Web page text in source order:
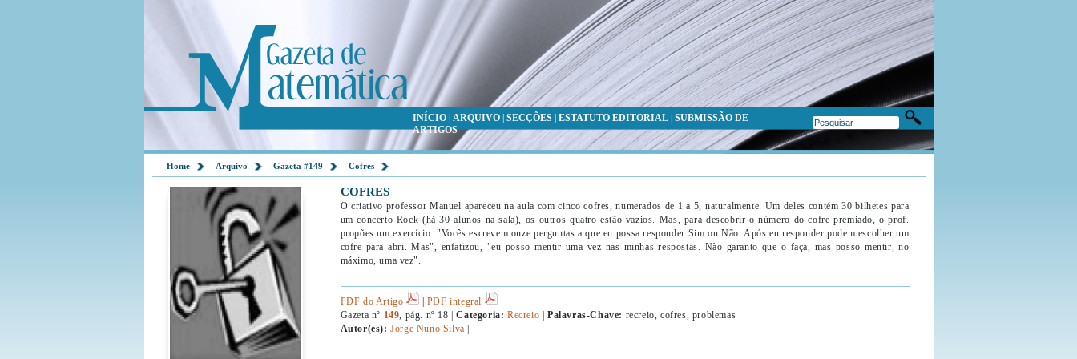
INÍCIO| ARQUIVO| SECÇÕES| ESTATUTO EDITORIAL| SUBMISSÃO DE
ARTIGOS
Home Arquivo Gazeta #149 Cofres
COFRES
O criativo professor Manuel apareceu na aula com cinco cofres, numerados de 1 a 5, naturalmente. Um deles contém 30 bilhetes para
um concerto Rock (há 30 alunos na sala), os outros quatro estão vazios. Mas, para descobrir o número do cofre premiado, o prof.
propões um exercício: "Vocês escrevem onze perguntas a que eu possa responder Sim ou Não. Após eu responder podem escolher um
cofre para abri. Mas", enfatizou, "eu posso mentir uma vez nas minhas respostas. Não garanto que o faça, mas posso mentir, no
máximo, uma vez".
PDF do Artigo | PDF integral
Gazeta nº 149, pág. nº 18 |Categoria: Recreio Palavras-Chave: recreio, cofres, problemas
Autor(es): Jorge Nuno Silva